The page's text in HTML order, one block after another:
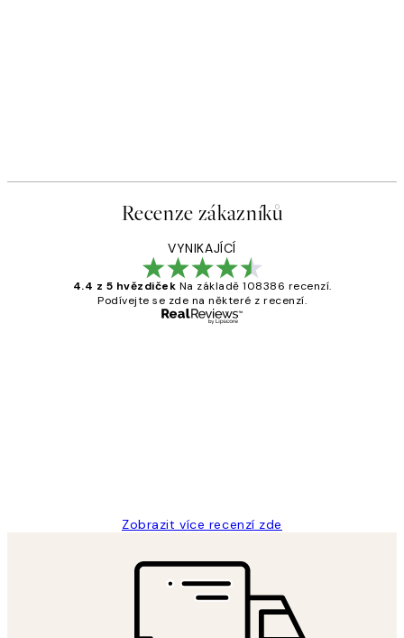
Recenze zákazníků
VYNIKAJÍCÍ
4.4 z 5 hvězdiček Na základě 108386 recenzí.
Podívejte se zde na některé z recenzí.
Zobrazit více recenzí zde